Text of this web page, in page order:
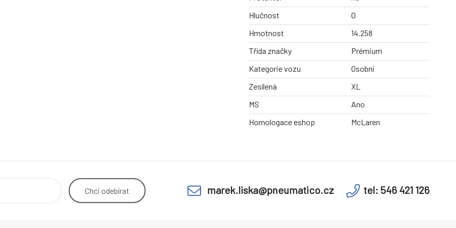
Hlučnost
0
Hmotnost
14.258
Třída značky
Prémium
Kategorie vozu
Osobní
Zesílená
XL
MS
Ano
Homologace eshop
McLaren
Chci odebírat marek.liska@pneumatico.cz tel: 546 421 126